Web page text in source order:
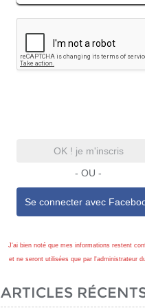
OK ! je m'inscris
- OU -
Se connecter avec
J'ai bien noté que mes informations restent
et ne seront utilisées que par l'administrateur
ARTICLES